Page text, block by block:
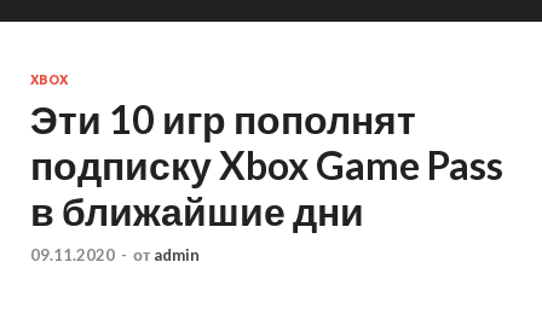
XBOX
Эти 10 игр пополнят
подписку Xbox Game Pass
в ближайшие дни
09.11.2020 - от admin